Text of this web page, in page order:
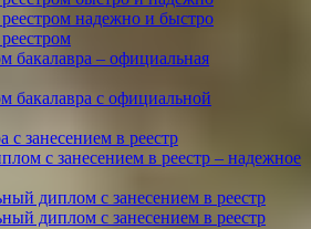
надежно и быстро
бакалавра – официальная
бакалавра с официальной
с занесением в реестр
с занесением в реестр – надежное
диплом с занесением в реестр
диплом с занесением в реестр